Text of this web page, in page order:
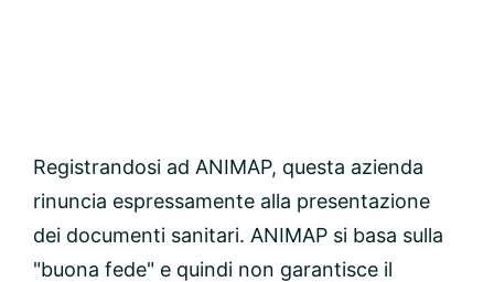
Registrandosi ad ANIMAP, questa azienda
rinuncia espressamente alla presentazione
dei documenti sanitari. ANIMAP si basa sulla
"buona fede" e quindi non garantisce il